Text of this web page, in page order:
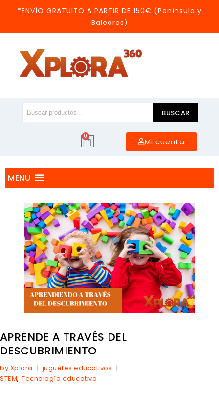
*ENVÍO GRATUITO A PARTIR DE 150€ (Península y
Baleares)
BUSCAR
0
Mi cuenta
MENU
APRENDE A TRAVÉS DEL
DESCUBRIMIENTO
by Xplora
juguetes educativos
STEM, Tecnología educativa